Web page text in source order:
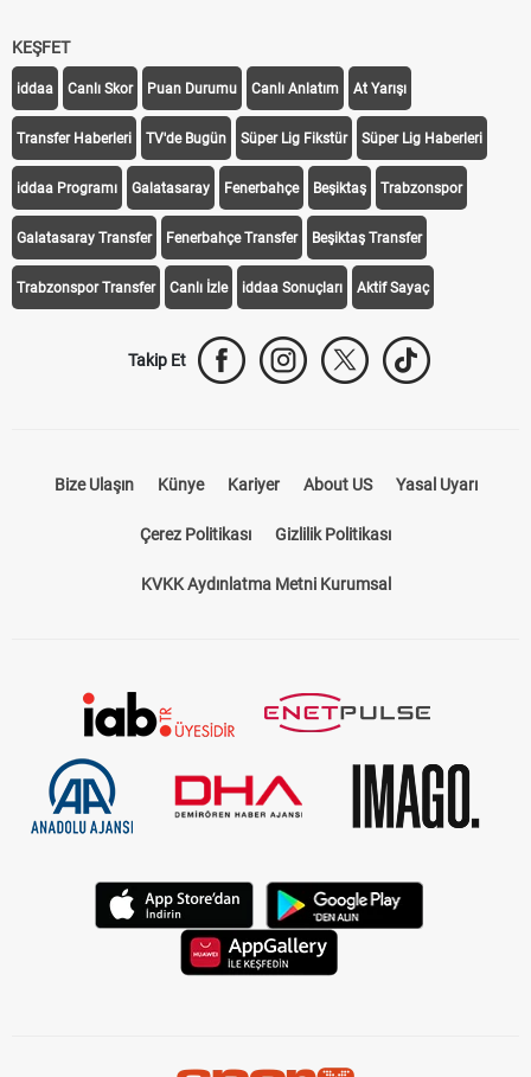
KEŞFET
iddaa Canlı Skor Puan Durumu Canlı Anlatım At Yarışı
Transfer Haberleri TV'de Bugün Süper Lig Fikstür Süper Lig Haberleri
iddaa Programı Galatasaray Fenerbahçe Beşiktaş Trabzonspor
Galatasaray Transfer Fenerbahçe Transfer Beşiktaş Transfer
Trabzonspor Transfer Canlı İzle iddaa Sonuçları Aktif Sayaç
Takip Et
Bize Ulaşın Künye Kariyer About US Yasal Uyarı
Çerez Politikası Gizlilik Politikası
KVKK Aydınlatma Metni Kurumsal